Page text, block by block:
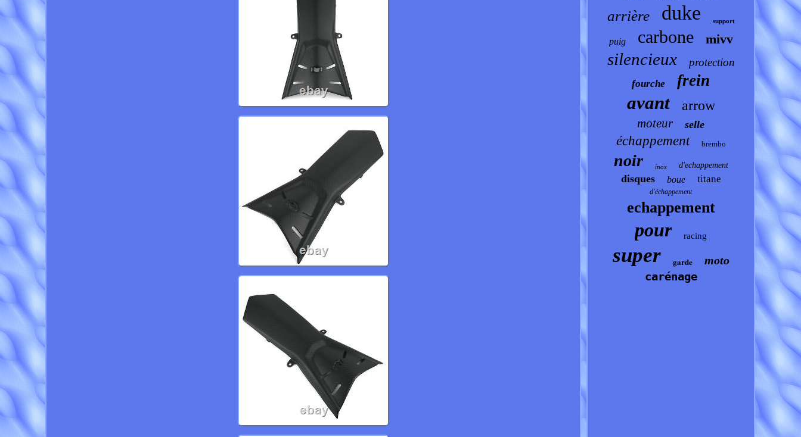
arrière duke support
puig carbone mivv
silencieux protection
fourche frein
avant arrow
moteur selle
échappement brembo
noir inox d'echappement
disques boue titane
d'échappement
echappement
pour racing
super garde
moto
carénage